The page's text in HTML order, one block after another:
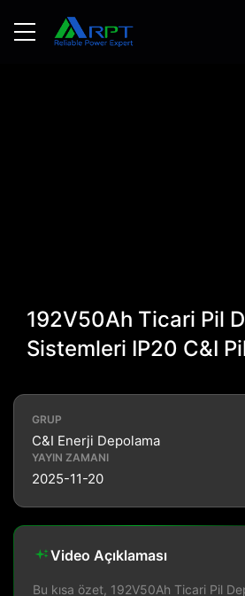
192V50Ah Ticari Pil
Sistemleri IP20 C&I
GRUP
C&I Enerji Depolama
YAYIN ZAMANI
2025-11-20
Video Açıklaması
Bu kısa özet, 192V50Ah Ticari Pil